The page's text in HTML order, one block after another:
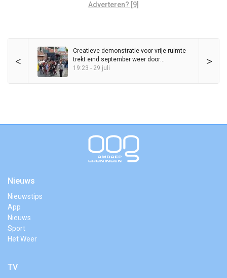
Adverteren? [9]
< >
Creatieve demonstratie voor vrije ruimte
trekt eind september weer door
binnenstad
19:23 - 29 juli
Nieuws
Nieuwstips
App
Nieuws
Sport
Het Weer
TV